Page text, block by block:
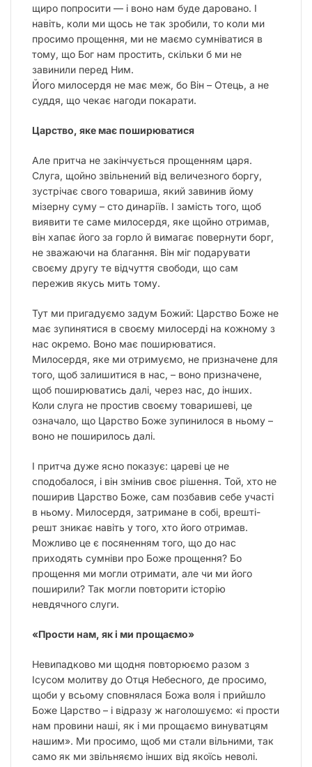
щиро попросити — і воно нам буде даровано. І
навіть, коли ми щось не так зробили, то коли ми
просимо прощення, ми не маємо сумніватися в
тому, що Бог нам простить, скільки б ми не
завинили перед Ним.
Його милосердя не має меж, бо Він – Отець, а не
суддя, що чекає нагоди покарати.
Царство, яке має поширюватися
Але притча не закінчується прощенням царя.
Слуга, щойно звільнений від величезного боргу,
зустрічає свого товариша, який завинив йому
мізерну суму – сто динаріїв. І замість того, щоб
виявити те саме милосердя, яке щойно отримав,
він хапає його за горло й вимагає повернути борг,
не зважаючи на благання. Він міг подарувати
своєму другу те відчуття свободи, що сам
пережив якусь мить тому.
Тут ми пригадуємо задум Божий: Царство Боже не
має зупинятися в своєму милосерді на кожному з
нас окремо. Воно має поширюватися.
Милосердя, яке ми отримуємо, не призначене для
того, щоб залишитися в нас, – воно призначене,
щоб поширюватись далі, через нас, до інших.
Коли слуга не простив своєму товаришеві, це
означало, що Царство Боже зупинилося в ньому –
воно не поширилось далі.
І притча дуже ясно показує: цареві це не
сподобалося, і він змінив своє рішення. Той, хто не
поширив Царство Боже, сам позбавив себе участі
в ньому. Милосердя, затримане в собі, врешті-
решт зникає навіть у того, хто його отримав.
Можливо це є посяненням того, що до нас
приходять сумніви про Боже прощення? Бо
прощення ми могли отримати, але чи ми його
поширили? Так могли повторити історію
невдячного слуги.
«Прости нам, як і ми прощаємо»
Невипадково ми щодня повторюємо разом з
Ісусом молитву до Отця Небесного, де просимо,
щоби у всьому сповнялася Божа воля і прийшло
Боже Царство – і відразу ж наголошуємо: «і прости
нам провини наші, як і ми прощаємо винуватцям
нашим». Ми просимо, щоб ми стали вільними, так
само як ми звільняємо інших від якоїсь неволі.